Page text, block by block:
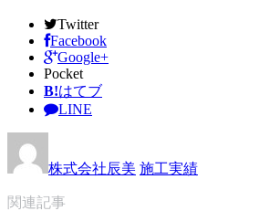
Twitter
Facebook
Google+
Pocket
B!はてブ
LINE
株式会社辰美 施工実績
関連記事